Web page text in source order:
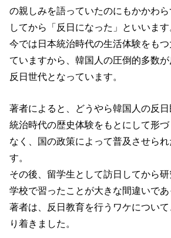
の親しみを語っていたのにもかかわ
してから「反日になった」といいます
今では日本統治時代の生活体験をも
ていますから、韓国人の圧倒的多数
反日世代となっています。
著者によると、どうやら韓国人の反
統治時代の歴史体験をもとにして形
なく、国の政策によって普及させら
す。
その後、留学生として訪日してから
学校で習ったことが大きな間違いで
著者は、反日教育を行うワケについ
り着きました。